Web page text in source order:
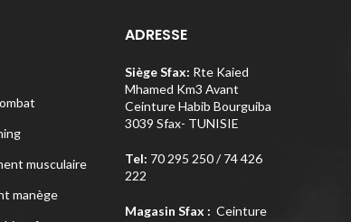
musculaire
manège
ADRESSE
Siège Sfax: Rte Kaied
Mhamed Km3 Avant
Ceinture Habib Bourguiba
3039 Sfax- TUNISIE
Tel: 70 295 250 / 74 426
222
Magasin Sfax : Ceinture